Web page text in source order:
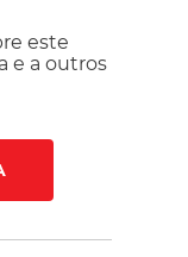
este
e a outros